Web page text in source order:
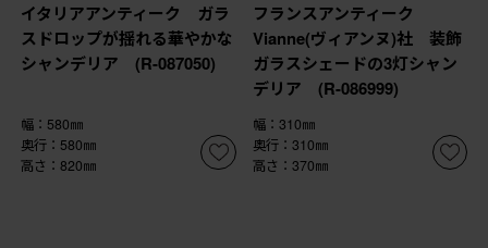
イタリアアンティーク ガラ
スドロップが揺れる華やかな
シャンデリア (R-087050)
幅：580㎜
奥行：580㎜
高さ：820㎜
フランスアンティーク
Vianne(ヴィアンヌ)社 装飾
ガラスシェードの3灯シャン
デリア (R-086999)
幅：310㎜
奥行：310㎜
高さ：370㎜